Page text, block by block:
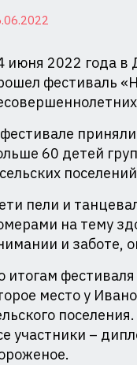
июня 2022 года в
фестиваль
60 детей
пели и
на тему
и заботе,
итогам
место у
участники –